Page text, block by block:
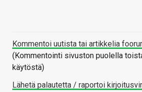
Kommentoi uutista tai artikkelia
(Kommentointi sivuston puolella
käytöstä)
Lähetä palautetta / raportoi